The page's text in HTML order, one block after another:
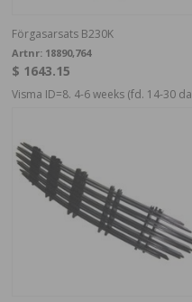
Förgasarsats B230K
Artnr: 18890,764
$ 1643.15
Visma ID=8. 4-6 weeks (fd. 14-30 da